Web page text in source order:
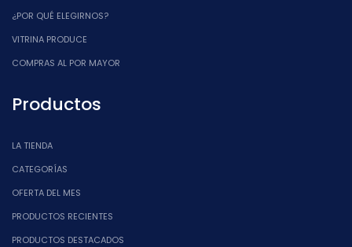
¿POR QUÉ ELEGIRNOS?
VITRINA PRODUCE
COMPRAS AL POR MAYOR
Productos
LA TIENDA
CATEGORÍAS
OFERTA DEL MES
PRODUCTOS RECIENTES
PRODUCTOS DESTACADOS